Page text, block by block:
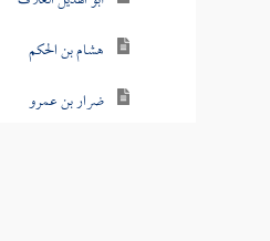
هشام بن الحكم
ضرار بن عمرو